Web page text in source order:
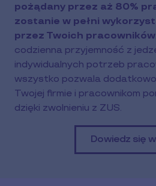
pożądany przez aż 80%
zostanie w pełni
przez Twoich pracowników
codzienna przyjemność z
indywidualnych potrzeb
wszystko pozwala
Twojej firmie i pracownikom
dzięki zwolnieniu z ZUS.
Dowiedz się